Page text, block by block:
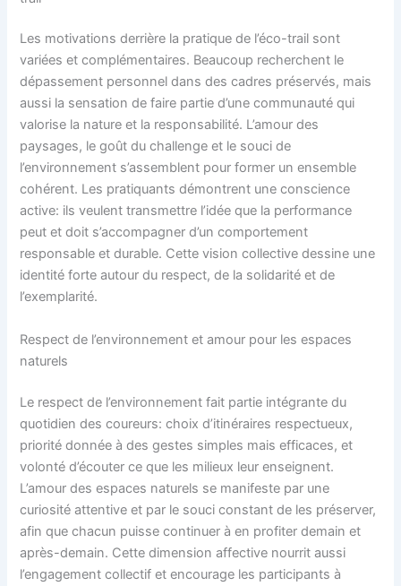
Les motivations derrière la pratique de l’éco-trail sont
variées et complémentaires. Beaucoup recherchent le
dépassement personnel dans des cadres préservés, mais
aussi la sensation de faire partie d’une communauté qui
valorise la nature et la responsabilité. L’amour des
paysages, le goût du challenge et le souci de
l’environnement s’assemblent pour former un ensemble
cohérent. Les pratiquants démontrent une conscience
active: ils veulent transmettre l’idée que la performance
peut et doit s’accompagner d’un comportement
responsable et durable. Cette vision collective dessine une
identité forte autour du respect, de la solidarité et de
l’exemplarité.
Respect de l’environnement et amour pour les espaces
naturels
Le respect de l’environnement fait partie intégrante du
quotidien des coureurs: choix d’itinéraires respectueux,
priorité donnée à des gestes simples mais efficaces, et
volonté d’écouter ce que les milieux leur enseignent.
L’amour des espaces naturels se manifeste par une
curiosité attentive et par le souci constant de les préserver,
afin que chacun puisse continuer à en profiter demain et
après-demain. Cette dimension affective nourrit aussi
l’engagement collectif et encourage les participants à